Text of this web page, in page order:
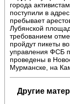
города
поступили в
пребывает
Лубянской
требованием
пройдут пикеты
управления ФСБ
проведены в
Мурманске, на
Другие